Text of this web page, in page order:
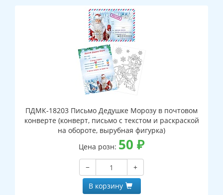
ПДМК-18203 Письмо Дедушке Морозу в почтовом
конверте (конверт, письмо с текстом и раскраской
на обороте, вырубная фигурка)
Цена розн: 50 ₽
−
+
В корзину